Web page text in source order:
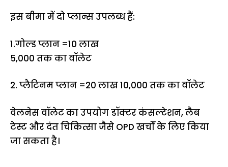
इस बीमा में दो प्लान्स उपलब्ध हैं:
1.गोल्ड प्लान =₹10 लाख
₹5,000 तक का वॉलेट
2. प्लैटिनम प्लान =₹20 लाख ₹10,000 तक का वॉलेट
वेलनेस वॉलेट का उपयोग डॉक्टर कंसल्टेशन, लैब
टेस्ट और दंत चिकित्सा जैसे OPD खर्चों के लिए किया
जा सकता है।